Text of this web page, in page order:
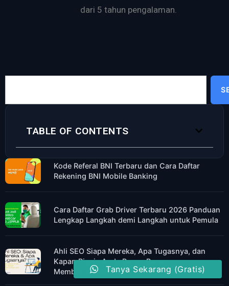
dari 5 tahun pengalaman.
TABLE OF CONTENTS
Kode Referal BNI Terbaru dan Cara Daftar
Rekening BNI Mobile Banking
Cara Daftar Grab Driver Terbaru 2026 Panduan
Lengkap Langkah demi Langkah untuk Pemula
Ahli SEO Siapa Mereka, Apa Tugasnya, dan
Kapan Bisnis Anda Benar-Benar
Membutuhkannya?Tanya Sekarang (Gratis)